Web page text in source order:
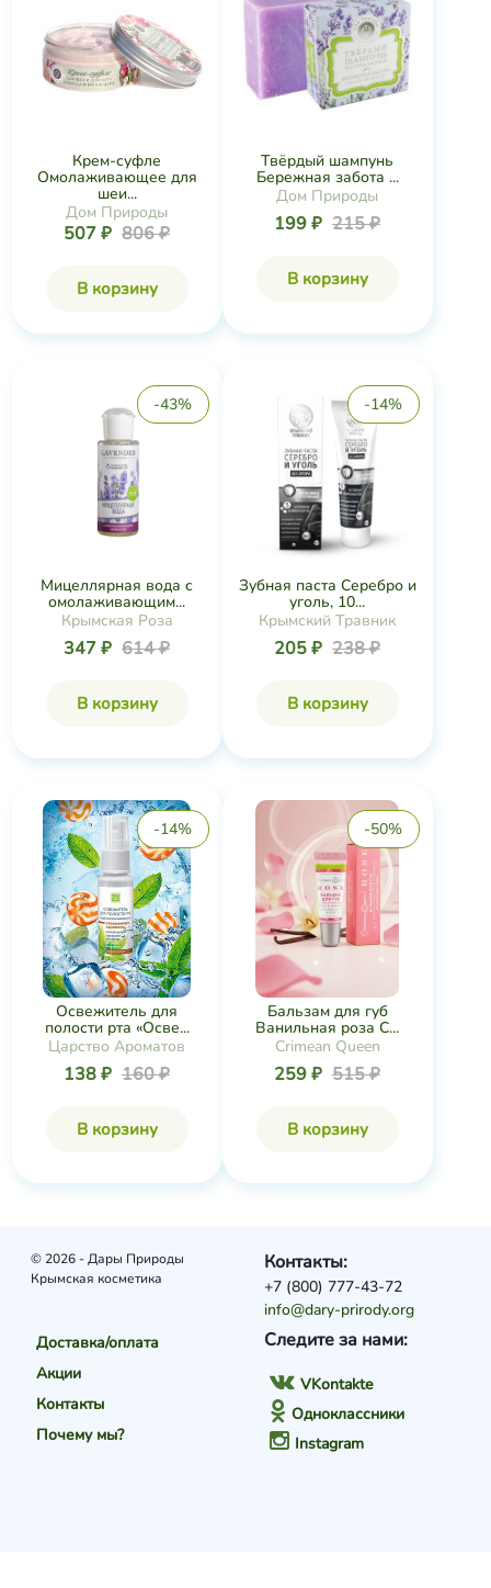
Крем-суфле
Омолаживающее для
шеи...
Дом Природы
507 ₽ 806 ₽
В корзину
Твёрдый шампунь
Бережная забота ...
Дом Природы
199 ₽ 215 ₽
В корзину
-43%
Мицеллярная вода с
омолаживающим...
Крымская Роза
347 ₽ 614 ₽
В корзину
-14%
Зубная паста Серебро и
уголь, 10...
Крымский Травник
205 ₽ 238 ₽
В корзину
-14%
Освежитель для
полости рта «Осве...
Царство Ароматов
138 ₽ 160 ₽
В корзину
-50%
Бальзам для губ
Ванильная роза C...
Crimean Queen
259 ₽ 515 ₽
В корзину
© 2026 - Дары Природы
Крымская косметика
Доставка/оплата
Акции
Контакты
Почему мы?
Следите за нами:
VKontakte
Одноклассники
Instagram
Контакты:
+7 (800) 777-43-72
info@dary-prirody.org